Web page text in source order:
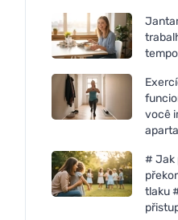
você
# Jak
tlaku